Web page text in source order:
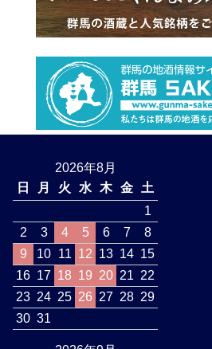
2026年8月
日
月 火 水 木 金
土
1
2
3 4 5 6 7
8
9
10 11 12 13 14 15
16 17 18 19 20 21 22
23 24 25 26 27 28 29
30 31